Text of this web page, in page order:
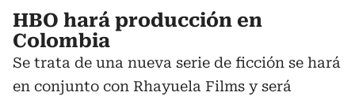
HBO hará producción en
Colombia
Se trata de una nueva serie de ficción se hará
en conjunto con Rhayuela Films y será